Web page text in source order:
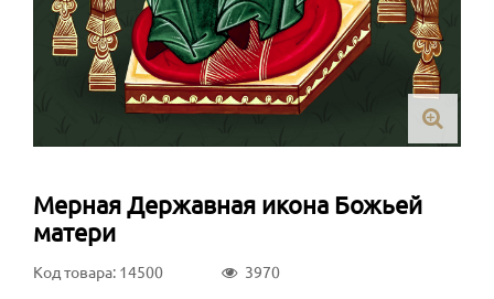
Мерная Державная икона Божьей
матери
Код товара: 14500 3970